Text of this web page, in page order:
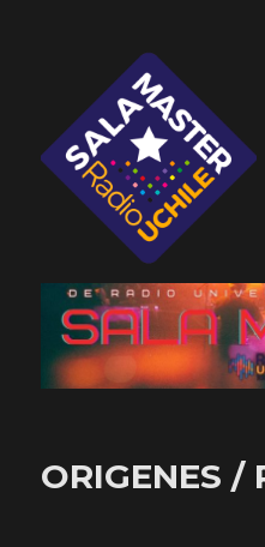
Sala Master
ORIGENES /